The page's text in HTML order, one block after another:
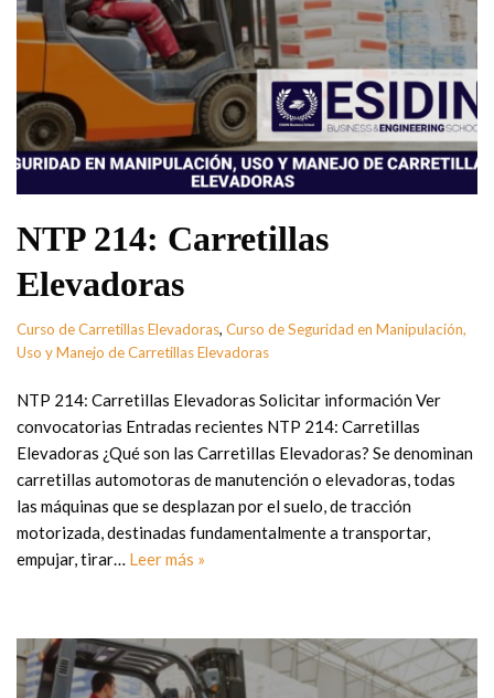
NTP 214: Carretillas
Elevadoras
Curso de Carretillas Elevadoras, Curso de Seguridad en Manipulación,
Uso y Manejo de Carretillas Elevadoras
NTP 214: Carretillas Elevadoras Solicitar información Ver
convocatorias Entradas recientes NTP 214: Carretillas
Elevadoras ¿Qué son las Carretillas Elevadoras? Se denominan
carretillas automotoras de manutención o elevadoras, todas
las máquinas que se desplazan por el suelo, de tracción
motorizada, destinadas fundamentalmente a transportar,
empujar, tirar… Leer más »